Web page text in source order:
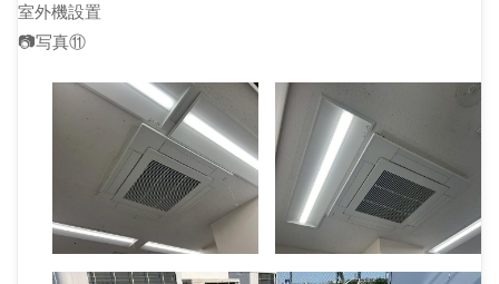
室外機設置
📷写真⑪